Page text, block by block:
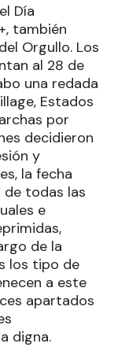
Día
también
Orgullo. Los
al 28 de
una redada
Estados
por
decidieron
y
la fecha
de todas las
e
de la
los tipo de
a este
apartados
digna.